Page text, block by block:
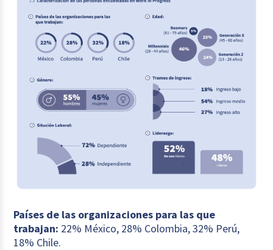
Países de las organizaciones para las que
trabajan: 22% México, 28% Colombia, 32% Perú,
18% Chile.